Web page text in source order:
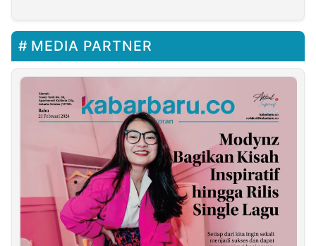
MEDIA PARTNER